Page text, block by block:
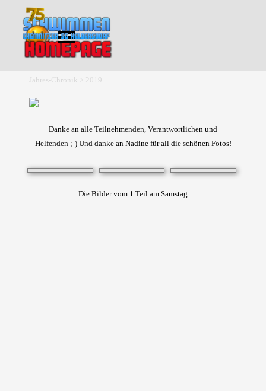
Menü überspringen
Jahres-Chronik > 2019
Danke an alle Teilnehmenden, Verantwortlichen und
Helfenden ;-) Und danke an Nadine für all die schönen Fotos!
Die Bilder vom 1.Teil am Samstag